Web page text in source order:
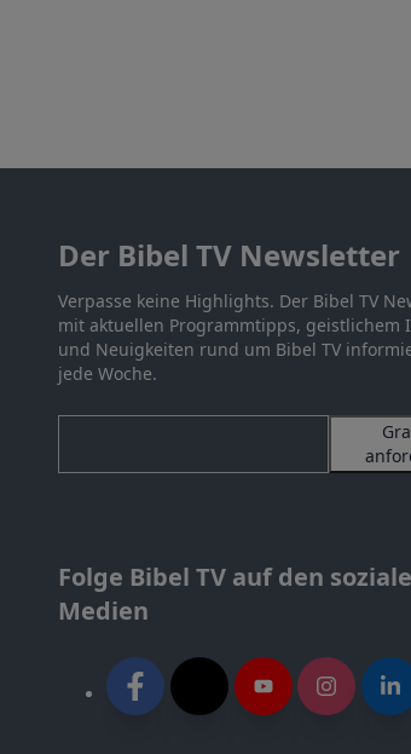
Der Bibel TV Newsletter
Verpasse keine Highlights. Der Bibel TV
mit aktuellen Programmtipps, geistlichem
und Neuigkeiten rund um Bibel TV
jede Woche.
Folge Bibel TV auf den
Medien